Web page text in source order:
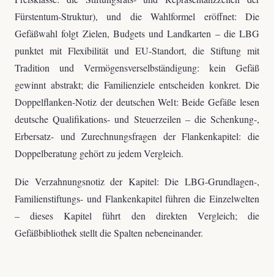
Fürstentum-Struktur), und die Wahlformel eröffnet: Die
Gefäßwahl folgt Zielen, Budgets und Landkarten – die LBG
punktet mit Flexibilität und EU-Standort, die Stiftung mit
Tradition und Vermögensverselbständigung: kein Gefäß
gewinnt abstrakt; die Familienziele entscheiden konkret. Die
Doppelflanken-Notiz der deutschen Welt: Beide Gefäße lesen
deutsche Qualifikations- und Steuerzeilen – die Schenkung-,
Erbersatz- und Zurechnungsfragen der Flankenkapitel: die
Doppelberatung gehört zu jedem Vergleich.
Die Verzahnungsnotiz der Kapitel: Die LBG-Grundlagen-,
Familienstiftungs- und Flankenkapitel führen die Einzelwelten
– dieses Kapitel führt den direkten Vergleich; die
Gefäßbibliothek stellt die Spalten nebeneinander.